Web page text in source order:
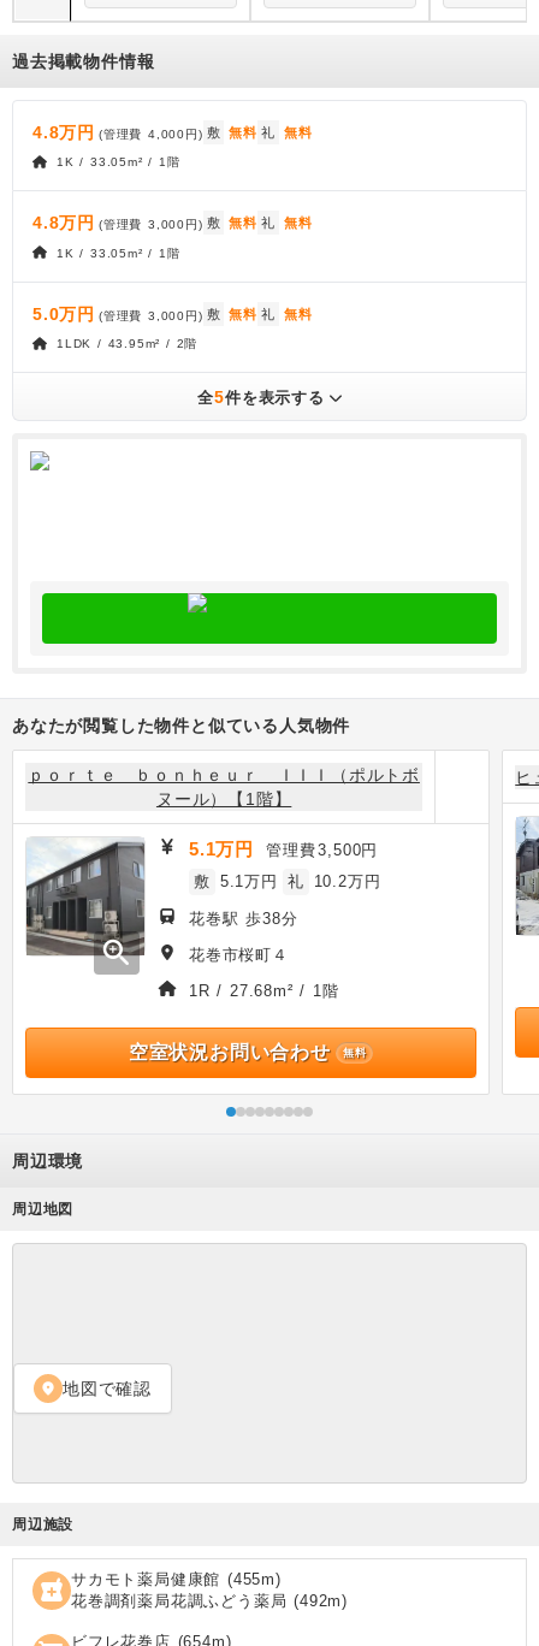
過去掲載物件情報
4.8万円 (管理費 4,000円) 敷 無料 礼 無料
1K / 33.05m² / 1階
4.8万円 (管理費 3,000円 ) 敷 無料 礼 無料
1K / 33.05m² / 1階
5.0万円 (管理費 3,000円) 敷 無料 礼 無料
1LDK / 43.95m² / 2階
全5件を表示する
あなたが閲覧した物件と似ている人気物件
ｐｏｒｔｅ ｂｏｎｈｅｕｒ ＩＩＩ（ポルトボ
ヌール）【1階】
zoom_in
5.1万円 管理費3,500円
敷 5.1万円 礼 10.2万円
花巻駅 歩38分
花巻市桜町４
1R / 27.68m² / 1階
空室状況お問い合わせ 無料
ヒ
周辺環境
周辺地図
location_on 地図で確認
周辺施設
local_pharmacy サカモト薬局健康館 (455m)
花巻調剤薬局花調ふどう薬局 (492m)
ビフレ花巻店 (654m)